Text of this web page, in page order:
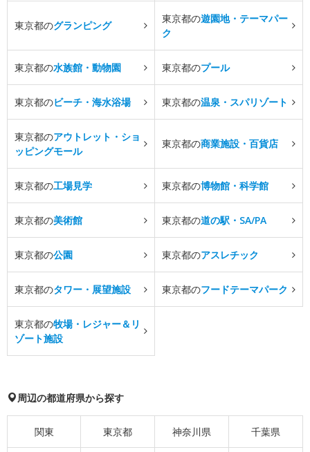
東京都のグランピング
東京都の遊園地・テーマパー
ク
東京都の水族館・動物園 東京都のプール
東京都のビーチ・海水浴場 東京都の温泉・スパリゾート
東京都のアウトレット・ショ
ッピングモール
東京都の商業施設・百貨店
東京都の工場見学 東京都の博物館・科学館
東京都の美術館 東京都の道の駅・SA/PA
東京都の公園 東京都のアスレチック
東京都のタワー・展望施設 東京都のフードテーマパーク
東京都の牧場・レジャー＆リ
ゾート施設
周辺の都道府県から探す
関東 東京都 神奈川県 千葉県